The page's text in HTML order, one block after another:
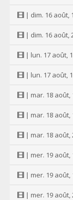
| dim. 16 août,
| dim. 16 août,
| lun. 17 août,
| lun. 17 août,
| mar. 18 août,
| mar. 18 août,
| mar. 18 août,
| mer. 19 août,
| mer. 19 août,
| mer. 19 août,